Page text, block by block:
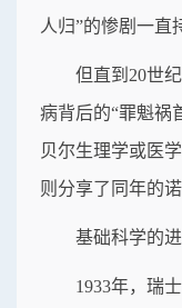
人归”的惨剧一直
但直到20世
病背后的“罪魁祸
贝尔生理学或医
则分享了同年的
基础科学的
1933年，瑞